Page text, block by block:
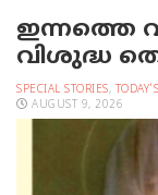
ഇന്നത്തെ
വിശുദ്ധ
SPECIAL STORIES,
AUGUST 9, 2026